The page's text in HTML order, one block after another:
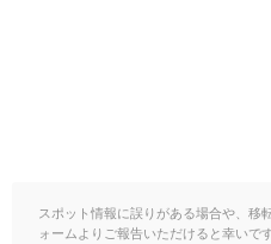
スポット情報に誤りがある場合や、移
ォームよりご報告いただけると幸いです